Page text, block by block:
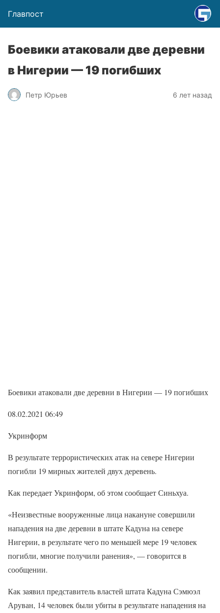
Главпост
Боевики атаковали две деревни
в Нигерии — 19 погибших
Петр Юрьев 6 лет назад
Боевики атаковали две деревни в Нигерии — 19 погибших
08.02.2021 06:49
Укринформ
В результате террористических атак на севере Нигерии
погибли 19 мирных жителей двух деревень.
Как передает Укринформ, об этом сообщает Синьхуа.
«Неизвестные вооруженные лица накануне совершили
нападения на две деревни в штате Кадуна на севере
Нигерии, в результате чего по меньшей мере 19 человек
погибли, многие получили ранения», — говорится в
сообщении.
Как заявил представитель властей штата Кадуна Сэмюэл
Аруван, 14 человек были убиты в результате нападения на